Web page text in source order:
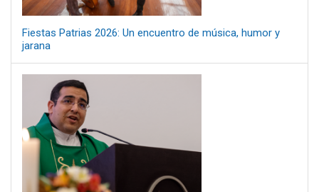
Fiestas Patrias 2026: Un encuentro de música, humor y
jarana